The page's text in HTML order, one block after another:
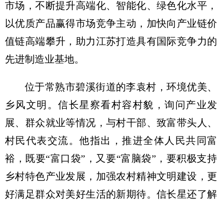
市场，不断提升高端化、智能化、绿色化水平，
以优质产品赢得市场竞争主动，加快向产业链价
值链高端攀升，助力江苏打造具有国际竞争力的
先进制造业基地。
位于常熟市碧溪街道的李袁村，环境优美、
乡风文明。信长星察看村容村貌，询问产业发
展、群众就业等情况，与村干部、致富带头人、
村民代表交流。他指出，推进全体人民共同富
裕，既要“富口袋”，又要“富脑袋”，要积极支持
乡村特色产业发展，加强农村精神文明建设，更
好满足群众对美好生活的新期待。信长星还了解